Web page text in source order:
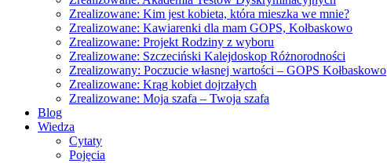
Zrealizowane: Kim jest kobieta, która mieszka we mnie?
Zrealizowane: Kawiarenki dla mam GOPS, Kołbaskowo
Zrealizowane: Projekt Rodziny z wyboru
Zrealizowane: Szczeciński Kalejdoskop Różnorodności
Zrealizowany: Poczucie własnej wartości – GOPS Kołbaskowo
Zrealizowane: Krąg kobiet dojrzałych
Zrealizowane: Moja szafa – Twoja szafa
Blog
Wiedza
Cytaty
Pojęcia